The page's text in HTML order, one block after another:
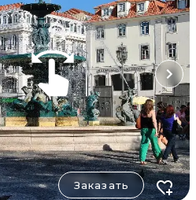
Заказать